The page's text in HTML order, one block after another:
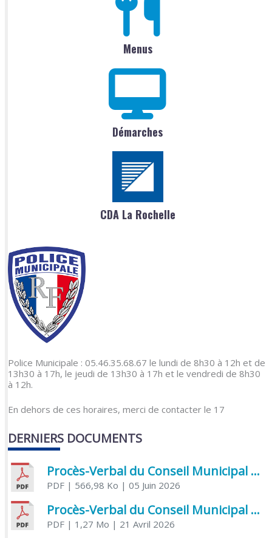
Menus
Démarches
CDA La Rochelle
Police Municipale : 05.46.35.68.67 le lundi de 8h30 à 12h et de
13h30 à 17h, le jeudi de 13h30 à 17h et le vendredi de 8h30
à 12h.
En dehors de ces horaires, merci de contacter le 17
DERNIERS DOCUMENTS
Procès-Verbal du Conseil Municipal du 5 juin 2026
PDF| 566,98 Ko | 05 Juin 2026
Procès-Verbal du Conseil Municipal du 21 avril 2026
PDF| 1,27 Mo | 21 Avril 2026